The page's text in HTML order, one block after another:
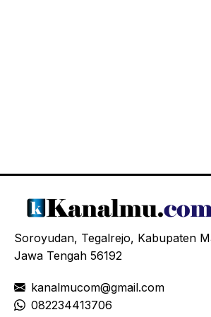
Soroyudan, Tegalrejo, Kabupaten
Jawa Tengah 56192
kanalmucom@gmail.com
082234413706